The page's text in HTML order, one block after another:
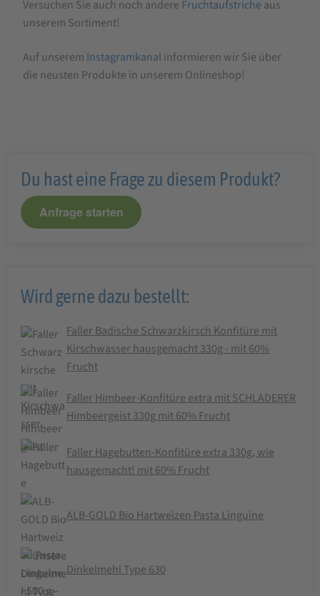
Versuchen Sie auch noch andere Fruchtaufstriche aus
unserem Sortiment!
Auf unserem Instagramkanal informieren wir Sie über
die neusten Produkte in unserem Onlineshop!
Du hast eine Frage zu diesem Produkt?
Anfrage starten
Wird gerne dazu bestellt:
Faller Badische Schwarzkirsch Konfitüre mit
Kirschwasser hausgemacht 330g - mit 60%
Frucht
Faller Himbeer-Konfitüre extra mit SCHLADERER
Himbeergeist 330g mit 60% Frucht
Faller Hagebutten-Konfitüre extra 330g, wie
hausgemacht! mit 60% Frucht
ALB-GOLD Bio Hartweizen Pasta Linguine
Dinkelmehl Type 630